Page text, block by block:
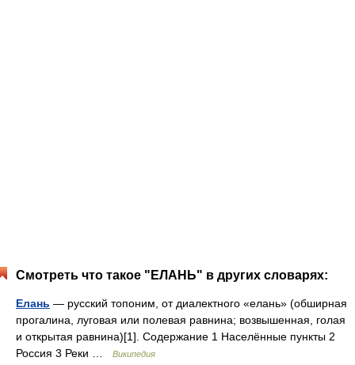
Смотреть что такое "ЕЛАНЬ" в других словарях:
Елань — русский топоним, от диалектного «елань» (обширная
прогалина, луговая или полевая равнина; возвышенная, голая
и открытая равнина)[1]. Содержание 1 Населённые пункты 2
Россия 3 Реки …
Википедия